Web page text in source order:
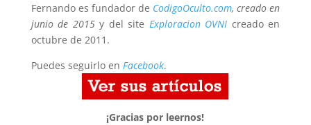
Fernando es fundador de CodigoOculto.com, creado en
junio de 2015y del site Exploracion OVNI creado en
octubre de 2011.
Puedes seguirlo en Facebook.
¡Gracias por leernos!